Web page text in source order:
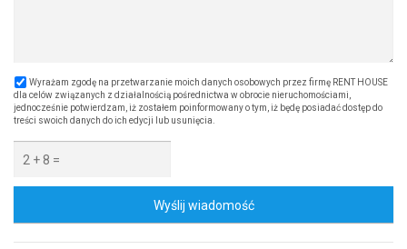
Wyrażam zgodę na przetwarzanie moich danych osobowych przez firmę RENT HOUSE
dla celów związanych z działalnością pośrednictwa w obrocie nieruchomościami,
jednocześnie potwierdzam, iż zostałem poinformowany o tym, iż będę posiadać dostęp do
treści swoich danych do ich edycji lub usunięcia.
Wyślij wiadomość